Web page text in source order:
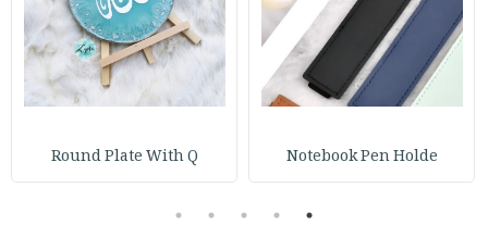
Notebook Pen Holde
Round Plate With Q
1
2
3
4
5